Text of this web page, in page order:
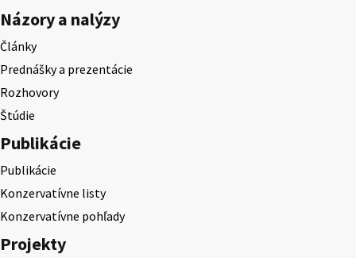
Názory a nalýzy
Články
Prednášky a prezentácie
Rozhovory
Štúdie
Publikácie
Publikácie
Konzervatívne listy
Konzervatívne pohľady
Projekty